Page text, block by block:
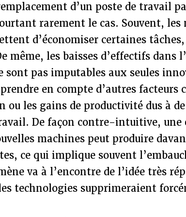
d’un poste de travail
rarement le cas. Souvent, les
d’économiser certaines
même, les baisses d’effectifs dans
sont pas imputables aux seules
en compte d’autres facteurs
ou les gains de productivité dus à
De façon contre-intuitive, une
machines peut produire
ce qui implique souvent
va à l’encontre de l’idée très
technologies supprimeraient